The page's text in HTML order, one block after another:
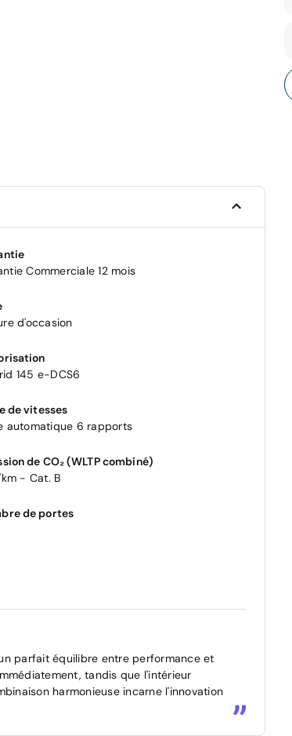
Commerciale 12 mois
d'occasion
145 e-DCS6
de vitesses
automatique 6 rapports
de CO₂ (WLTP combiné)
km - Cat. B
de portes
parfait équilibre entre performance et
tandis que l'intérieur
harmonieuse incarne l'innovation